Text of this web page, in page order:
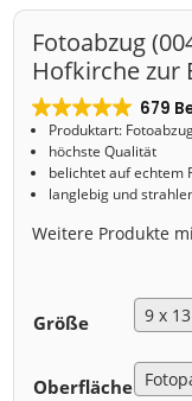
Fotoabzug
Hofkirche zur
679
Produktart:
höchste Qualität
belichtet auf echtem
langlebig und
Weitere Produkte
Größe
Oberfläche